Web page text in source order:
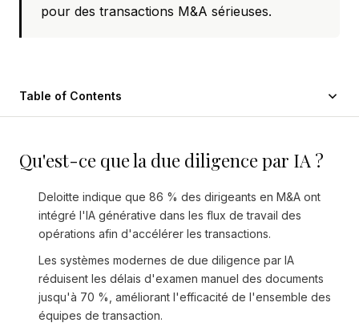
pour des transactions M&A sérieuses.
Table of Contents
Qu'est-ce que la due diligence par IA ?
Deloitte indique que 86 % des dirigeants en M&A ont
intégré l'IA générative dans les flux de travail des
opérations afin d'accélérer les transactions.
Les systèmes modernes de due diligence par IA
réduisent les délais d'examen manuel des documents
jusqu'à 70 %, améliorant l'efficacité de l'ensemble des
équipes de transaction.